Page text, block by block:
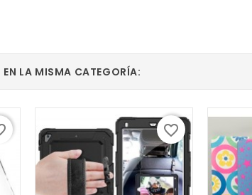
LA MISMA CATEGORÍA:
favorite_border